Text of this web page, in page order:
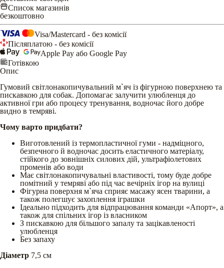
Список магазинів
безкоштовно
Visa/Mastercard - без комісії
Післяплатою - без комісії
Apple Pay або Google Pay
Готівкою
Опис
Гумовий світлонакопичувальний м`яч із фігурною поверхнею та
пискавкою для собак. Допомагає залучити улюбленця до
активної гри або процесу тренування, водночас його добре
видно в темряві.
Чому варто придбати?
Виготовлений із термопластичної гуми - надміцного,
безпечного й водночас досить еластичного матеріалу,
стійкого до зовнішніх силових дій, ультрафіолетових
променів або води
Має світлонакопичувальні властивості, тому буде добре
помітний у темряві або під час вечірніх ігор на вулиці
Фігурна поверхня м`яча сприяє масажу ясен тварини, а
також полегшує захоплення іграшки
Ідеально підходить для відпрацювання команди «Апорт», а
також для спільних ігор із власником
З пискавкою для більшого запалу та зацікавленості
улюбленця
Без запаху
Діаметр 7,5 см